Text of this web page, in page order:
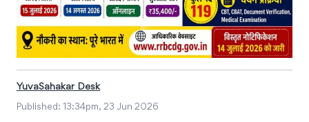
YuvaSahakar Desk
Published: 13:34pm, 23 Jun 2026